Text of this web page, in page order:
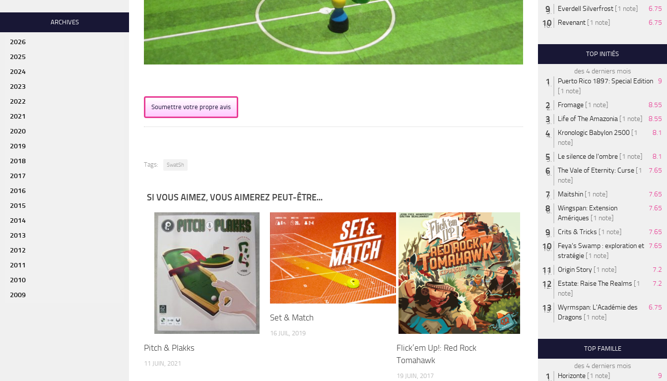
Soumettre votre propre avis
Tags: SwatSh
SI VOUS AIMEZ, VOUS AIMEREZ PEUT-ÊTRE...
Pitch & Plakks
11 JUIN, 2021
Set & Match
16 JUIL, 2019
Flick’em Up!: Red Rock
Tomahawk
19 JUIN, 2017
ARCHIVES
2026
2025
2024
2023
2022
2021
2020
2019
2018
2017
2016
2015
2014
2013
2012
2011
2010
2009
Everdell Silverfrost [1 note]
6.75
Revenant [1 note] 6.75
TOP INITIÉS
des 4 derniers mois
Puerto Rico 1897: Special Edition
[1 note]
9
Fromage [1 note]
8.55
Life of The Amazonia [1 note]
8.55
Kronologic Babylon 2500 [1
note]
8.1
Le silence de l'ombre [1 note]
8.1
The Vale of Eternity: Curse [1
note]
7.65
Maitshin [1 note]
7.65
Wingspan: Extension
Amériques [1 note]
7.65
Crits & Tricks [1 note]
7.65
Feya’s Swamp : exploration et
stratégie [1 note]
7.65
Origin Story [1 note]
7.2
Estate: Raise The Realms [1
note]
7.2
Wyrmspan: L'Académie des
Dragons [1 note]
6.75
TOP FAMILLE
des 4 derniers mois
Horizonte [1 note]
9